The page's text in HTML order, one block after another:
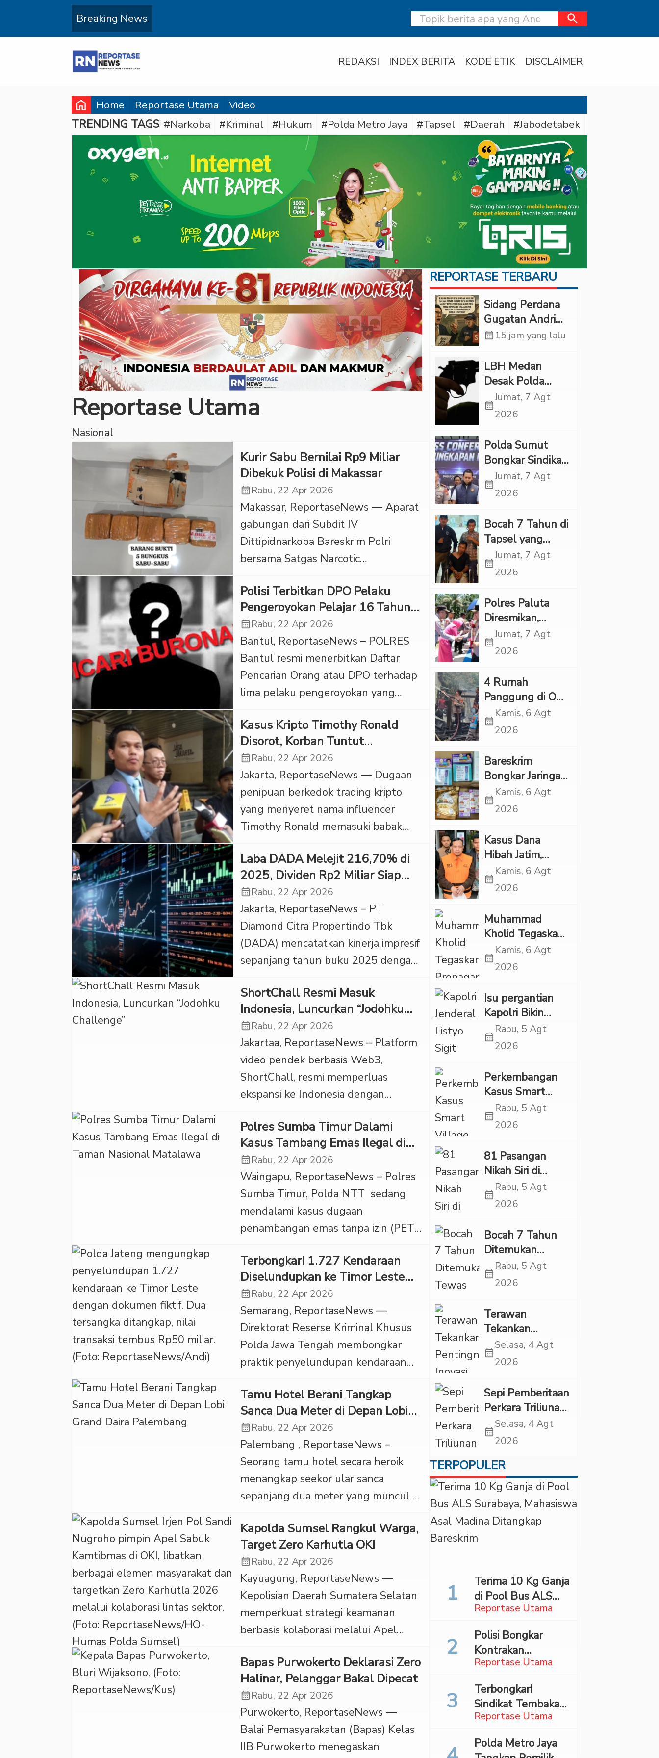
Breaking News search
REDAKSI INDEX BERITA KODE ETIK DISCLAIMER
home Home Reportase Utama Video
TRENDING TAGS #Narkoba #Kriminal #Hukum #Polda Metro Jaya #Tapsel #Daerah #Jabodetabek
Reportase Utama
Nasional
Kurir Sabu Bernilai Rp9 Miliar
Dibekuk Polisi di Makassar
calendar_monthRabu, 22 Apr 2026
Makassar, ReportaseNews — Aparat
gabungan dari Subdit IV
Dittipidnarkoba Bareskrim Polri
bersama Satgas Narcotic
mengungkap kasus peredaran
narkotika jenis sabu di Kota Makassar,
Sulawesi Selatan. Seorang pria yang
diduga sebagai kurir ditangkap
dengan barang bukti sabu seberat
lebih dari lima kilogram. ‎Kompol Reza
Pahlevi, Kanit 3 Subdit 4
menjelaskan […]
Polisi Terbitkan DPO Pelaku
Pengeroyokan Pelajar 16 Tahun
di Bantul
calendar_monthRabu, 22 Apr 2026
Bantul, ReportaseNews – POLRES
Bantul resmi menerbitkan Daftar
Pencarian Orang atau DPO terhadap
lima pelaku pengeroyokan yang
bernama Ilham Dwi Saputra alias IDS
(16) warga Payungan, Ciren,
Kalurahan Triharjo, Kecamatan
Pandak. Korban dinyatakan
meninggal dunia pada Minggu 19
April setelah mendapat perawatan
intensif di RSUD Saras Adyatma
[…]
Kasus Kripto Timothy Ronald
Disorot, Korban Tuntut
Pemeriksaan
calendar_monthRabu, 22 Apr 2026
Jakarta, ReportaseNews — Dugaan
penipuan berkedok trading kripto
yang menyeret nama influencer
Timothy Ronald memasuki babak
mendatangi Polda Metro Jaya dan
mendesak penyidik segera
memanggil pihak terlapor untuk
dimintai keterangan. ‎Pengacara
korban, Jajang, menyatakan proses
hukum telah berjalan selama empat
bulan. Ia menilai langkah penyidik
termasuk […]
Laba DADA Melejit 216,70% di
2025, Dividen Rp2 Miliar Siap
Dibagikan
calendar_monthRabu, 22 Apr 2026
Jakarta, ReportaseNews – PT
Diamond Citra Propertindo Tbk
(DADA) mencatatkan kinerja impresif
sepanjang tahun buku 2025 dengan
216,70% secara tahunan (year-on-
year/YoY), dari Rp1,11 miliar pada
2024 menjadi Rp3,51 miliar di 2025.
Kenaikan signifikan ini mencerminkan
semakin kuatnya fundamental usaha
Perseroan, yang didorong oleh
keberhasilan strategi dalam
meningkatkan […]
ShortChall Resmi Masuk
Indonesia, Luncurkan “Jodohku
Challenge”
calendar_monthRabu, 22 Apr 2026
Jakartaa, ReportaseNews – Platform
video pendek berbasis Web3,
ShortChall, resmi memperluas
ekspansi ke Indonesia dengan
pengguna. Melalui model ini,
pengguna dapat memperoleh
reward dari berbagai aktivitas digital
seperti menonton, voting, hingga
mengunggah konten.
Pengembangan ShortChall di
Indonesia dijalankan oleh Vita World
Hermansyah bersama Hur Young.
Kolaborasi ini ditujukan […]
Polres Sumba Timur Dalami
Kasus Tambang Emas Ilegal di
Taman Nasional Matalawa
calendar_monthRabu, 22 Apr 2026
Waingapu, ReportaseNews – Polres
Sumba Timur, Polda NTT sedang
mendalami kasus dugaan
penambangan emas tanpa izin (PETI)
lindung Taman Nasional Matalawa.
Pendalaman yang dilakukan tersebut
agar penyidik segera menetapkan
tersangka. Hal tersebut disampaikan
Wakapolres Sumba Timur, Kompol.
Angga Maulana Rabu (22/4).
Disampaikan Angga, saat ini penyidik
[…]
Terbongkar! 1.727 Kendaraan
Diselundupkan ke Timor Leste
Dari Jateng
calendar_monthRabu, 22 Apr 2026
Semarang, ReportaseNews —
Direktorat Reserse Kriminal Khusus
Polda Jawa Tengah membongkar
praktik penyelundupan kendaraan
telah beroperasi sejak awal 2025.
Dalam pengungkapan ini, sebanyak
1.727 unit kendaraan diketahui telah
dikirim ke Timor Leste menggunakan
dokumen ekspor palsu. ‎Kasus
tersebut diungkap dalam konferensi
pers, Rabu (22/4/2026), sebagai
Tamu Hotel Berani Tangkap
Sanca Dua Meter di Depan Lobi
Grand Daira Palembang
calendar_monthRabu, 22 Apr 2026
Palembang , ReportaseNews –
Seorang tamu hotel secara heroik
menangkap seekor ular sanca
sepanjang dua meter yang muncul di
Palembang, Jalan Jenderal Sudirman,
Rabu (22/4/2026). Peristiwa yang
terjadi di siang bolong tersebut
sempat membetot perhatian para
tamu yang sedang melakukan proses
reservasi di meja resepsionis.
Kehebohan bermula saat salah […]
Kapolda Sumsel Rangkul Warga,
Target Zero Karhutla OKI
calendar_monthRabu, 22 Apr 2026
Kayuagung, ReportaseNews —
Kepolisian Daerah Sumatera Selatan
memperkuat strategi keamanan
berbasis kolaborasi melalui Apel
Kabupaten Ogan Komering Ilir (OKI),
Rabu (22/4/2026). Kegiatan ini
dipimpin langsung Kapolda Sumsel
Irjen Pol Sandi Nugroho di halaman
GOR Perahu Kajang Kayuagung.
‎Apel tersebut tidak hanya
Bapas Purwokerto Deklarasi Zero
Halinar, Pelanggar Bakal Dipecat
calendar_monthRabu, 22 Apr 2026
Purwokerto, ReportaseNews —
Balai Pemasyarakatan (Bapas) Kelas
IIB Purwokerto menegaskan
REPORTASE TERBARU
Sidang Perdana
Gugatan Andri
Tedjadharma di
KPKNL dan
PUPN Mangkir
calendar_month15 jam yang lalu
LBH Medan
Desak Polda
Sumut Usut
Kematian Winda
calendar_month
Jumat, 7 Agt
2026
Polda Sumut
Bongkar Sindikat
Scamming
Internasional,
Rp6,7 Miliar
calendar_month
Jumat, 7 Agt
2026
Bocah 7 Tahun di
Tapsel yang
Ditemukan
Tewas di Sumur
Kekerasan
Seksual
calendar_month
Jumat, 7 Agt
2026
Polres Paluta
Diresmikan,
Begini
Tanggapan
calendar_month
Jumat, 7 Agt
2026
‎4 Rumah
Panggung di OKI
Ludes Terbakar,
Kerugian Capai
calendar_month
Kamis, 6 Agt
2026
Bareskrim
Bongkar Jaringan
Etomidate dari
Thailand, 4
calendar_month
Kamis, 6 Agt
2026
Kasus Dana
Hibah Jatim,
Siliwangi: Partai
Punya Tanggung
calendar_month
Kamis, 6 Agt
2026
Muhammad
Kholid Tegaskan
Propaganda
LGBT Harus
Minta Negara
Melindungi
Korban
calendar_month
Kamis, 6 Agt
2026
Isu pergantian
Kapolri Bikin
Panas, JMP Puji
Respons Jenderal
“Adem”
calendar_month
Rabu, 5 Agt
2026
Perkembangan
Kasus Smart
Village, Jaksa
Kembali Periksa
calendar_month
Rabu, 5 Agt
2026
81 Pasangan
Nikah Siri di
Tapsel Ikuti
Sidang Isbat
calendar_month
Rabu, 5 Agt
2026
Bocah 7 Tahun
Ditemukan
Tewas dalam
Sumur di Tapsel,
Kekerasan
calendar_month
Rabu, 5 Agt
2026
Terawan
Tekankan
Pentingnya
Inovasi
di “Indonesian
Brain Forum
2026 UPN
Veteran Jakarta”
calendar_month
Selasa, 4 Agt
2026
Sepi Pemberitaan
Perkara Triliunan
Rupiah Investree,
Ternyata Sudah
calendar_month
Selasa, 4 Agt
2026
TERPOPULER
Reportase Utama
Terima 10 Kg Ganja
di Pool Bus ALS
Surabaya,
Madina Ditangkap
Bareskrim
Reportase Utama
Polisi Bongkar
Kontrakan
Penyimpan 27,96
Reportase Utama
Terbongkar!
Sindikat Tembakau
Sintetis Bermodus
di Jaksel
Polda Metro Jaya